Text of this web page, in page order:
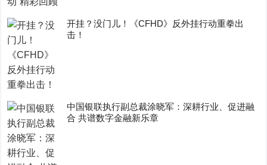
开挂？没门儿！《CFHD》反外挂行动重拳出
击！
中国银联执行副总裁涂晓军：深耕行业、促进融
合 共谱数字金融新乐章